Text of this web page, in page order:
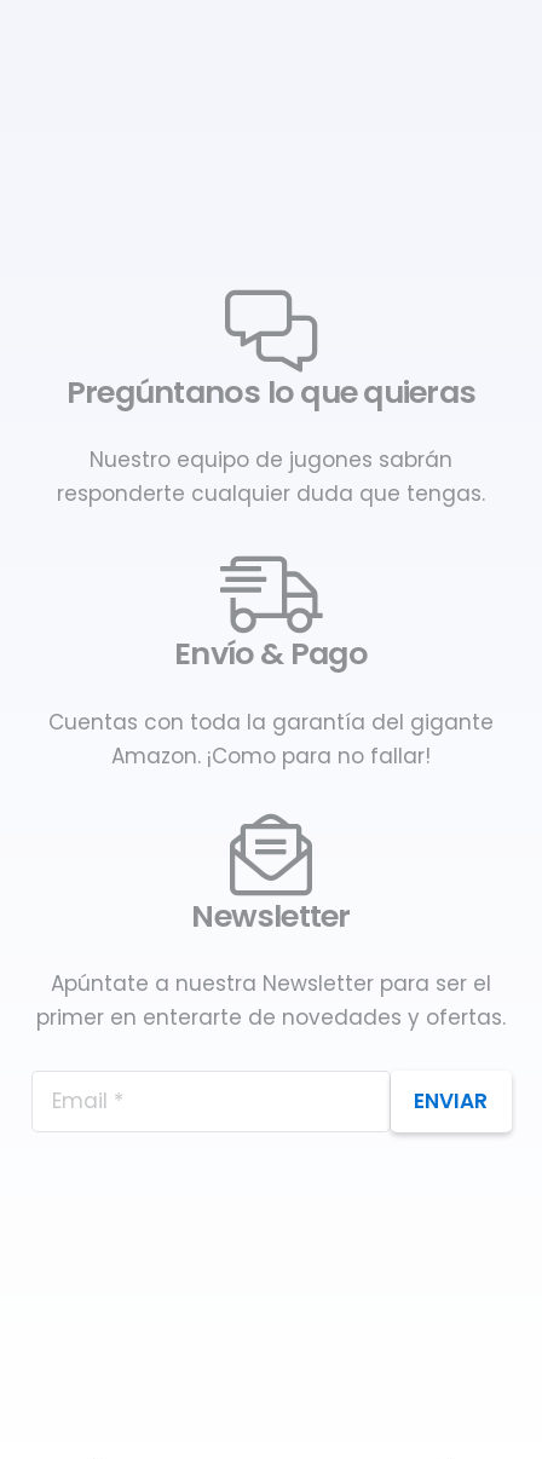
Pregúntanos lo que quieras
Nuestro equipo de jugones sabrán
responderte cualquier duda que tengas.
Envío & Pago
Cuentas con toda la garantía del gigante
Amazon. ¡Como para no fallar!
Newsletter
Apúntate a nuestra Newsletter para ser el
primer en enterarte de novedades y ofertas.
ENVIAR